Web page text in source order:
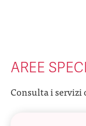
AREE
Consulta i